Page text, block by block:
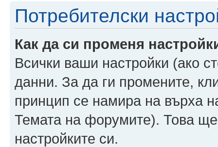
Потребителски
Как да си променя
Всички ваши настройки (ако
данни. За да ги промените,
принцип се намира на върха
Темата на форумите). Това
настройките си.